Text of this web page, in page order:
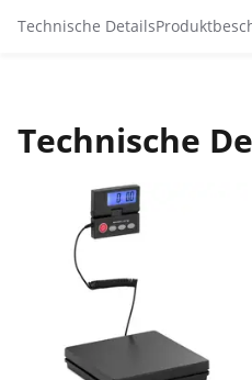
Technische Details
Technische